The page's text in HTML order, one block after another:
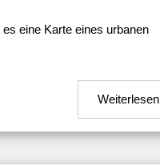
eine Karte eines urbanen
Weiterlesen